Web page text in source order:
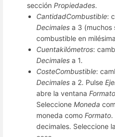
sección Propiedades.
CantidadCombustible:
Decimalesa 3 (muchos
combustible en
Cuentakilómetros:
Decimales a 1.
CosteCombustible:
Decimales a 2. Pulse
abre la ventana
SeleccioneMoneda
moneda comoFormato.
decimales. Seleccione